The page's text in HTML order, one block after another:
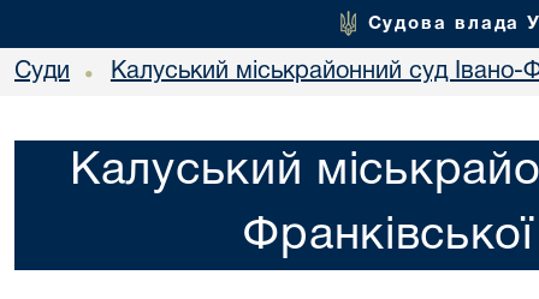
Судова влада
Суди • Калуський міськрайонний суд Івано-
Калуський